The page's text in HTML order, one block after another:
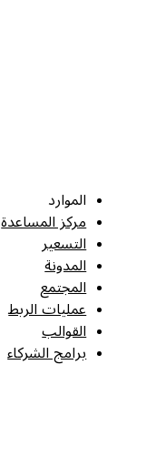
الموارد
مركز المساعدة
التسعير
المدونة
المجتمع
عمليات الربط
القوالب
برامج الشركاء